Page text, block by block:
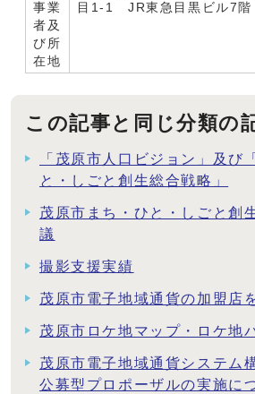
事業
者及
び所
在地
目1-1 JR東急目黒ビル7階
この記事と同じ分類の
「茂原市人口ビジョン」及び
と・しごと創生総合戦略」
茂原市まち・ひと・しごと創
議
撮影支援実績
茂原市電子地域通貨の加盟店
茂原市ロケ地マップ・ロケ地
茂原市電子地域通貨システム
公募型プロポーザルの実施に